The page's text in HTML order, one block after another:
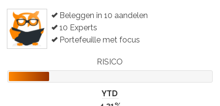
Over ons
F.A.Q.
Beleggen in 10 aandelen
10 Experts
Portefeuille met focus
RISICO
YTD